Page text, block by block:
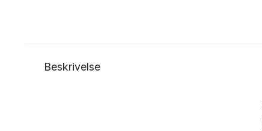
Beskrivelse